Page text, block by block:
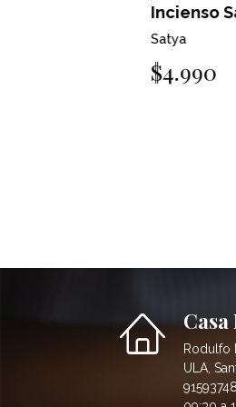
Incienso Satya
$4.990
Rodulfo
ULA,